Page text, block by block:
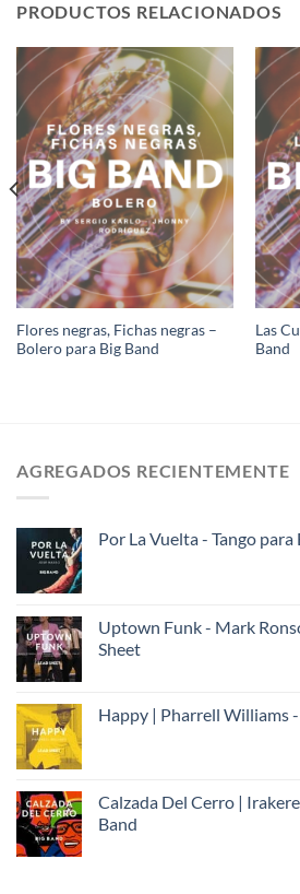
PRODUCTOS RELACIONADOS
Flores negras, Fichas negras –
Bolero para Big Band
Las
Band
AGREGADOS RECIENTEMENTE
Por La Vuelta - Tango para
Uptown Funk - Mark
Sheet
Happy | Pharrell Williams
Calzada Del Cerro |
Band